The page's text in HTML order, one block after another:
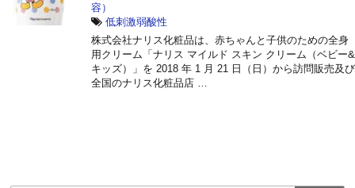
容）
低刺激弱酸性
株式会社ナリス化粧品は、赤ちゃんと子供のための全身
用クリーム「ナリス マイルド スキン クリーム（ベビー&
キッズ）」を 2018 年 1 月 21 日（日）から訪問販売及び
全国のナリス化粧品店 …